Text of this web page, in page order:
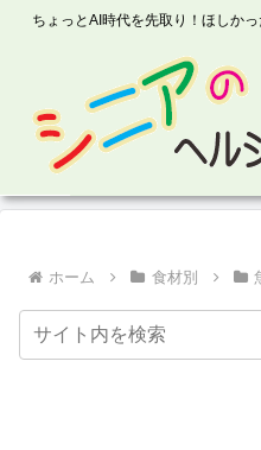
ちょっとAI時代を先取り！ほしか
ホーム 食材別